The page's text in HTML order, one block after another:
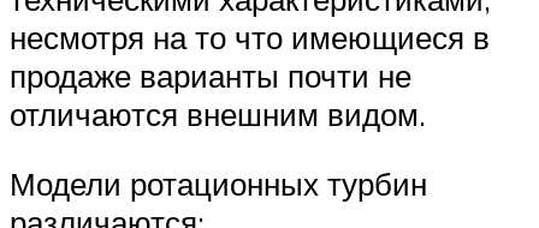
несмотря на то что имеющиеся в
продаже варианты почти не
отличаются внешним видом.
Модели ротационных турбин